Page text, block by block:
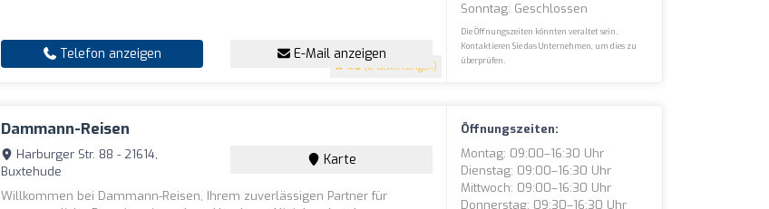
4.8 (6 Bewertungen)
Telefon anzeigen E-Mail anzeigen
Sonntag: Geschlossen
Die Öffnungszeiten könnten veraltet sein.
Kontaktieren Sie das Unternehmen, um dies zu
überprüfen.
Dammann-Reisen
Harburger Str. 88 - 21614,
Buxtehude
Karte
Willkommen bei Dammann-Reisen, Ihrem zuverlässigen Partner für
Öffnungszeiten:
Montag: 09:00–16:30 Uhr
Dienstag: 09:00–16:30 Uhr
Mittwoch: 09:00–16:30 Uhr
Donnerstag: 09:30–16:30 Uhr